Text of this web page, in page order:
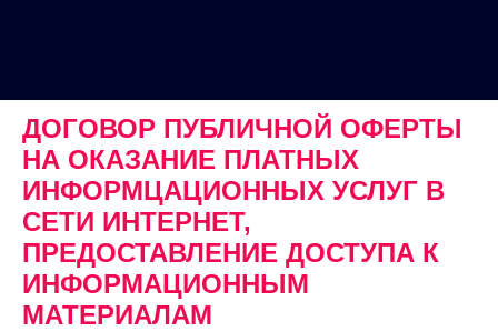
ДОГОВОР ПУБЛИЧНОЙ ОФЕРТЫ
НА ОКАЗАНИЕ ПЛАТНЫХ
ИНФОРМЦАЦИОННЫХ УСЛУГ В
СЕТИ ИНТЕРНЕТ,
ПРЕДОСТАВЛЕНИЕ ДОСТУПА К
ИНФОРМАЦИОННЫМ
МАТЕРИАЛАМ